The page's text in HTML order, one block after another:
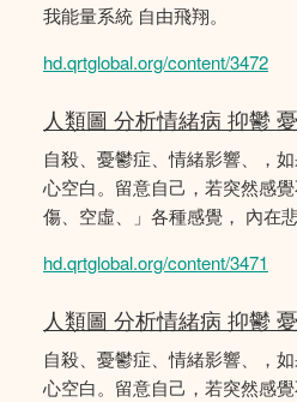
我能量系統 自由飛翔。
hd.qrtglobal.org/content/3472
人類圖 分析情緒病 抑鬱
自殺、憂鬱症、情緒影響、，
心空白。留意自己，若突然感
傷、空虛、」各種感覺， 內在
hd.qrtglobal.org/content/3471
人類圖 分析情緒病 抑鬱
自殺、憂鬱症、情緒影響、，
心空白。留意自己，若突然感